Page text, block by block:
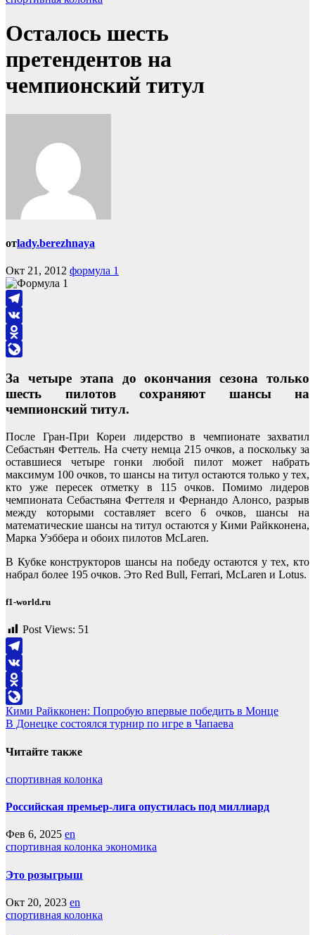
Осталось шесть
претендентов на
чемпионский титул
отlady.berezhnaya
Окт 21, 2012 формула 1
Telegram
VK
Odnoklassniki
За четыре этапа до окончания сезона только
шесть пилотов сохраняют шансы на
чемпионский титул.
После Гран-При Кореи лидерство в чемпионате захватил
Себастьян Феттель. На счету немца 215 очков, а поскольку за
оставшиеся четыре гонки любой пилот может набрать
максимум 100 очков, то шансы на титул остаются только у тех,
кто уже пересек отметку в 115 очков. Помимо лидеров
чемпионата Себастьяна Феттеля и Фернандо Алонсо, разрыв
между которыми составляет всего 6 очков, шансы на
математические шансы на титул остаются у Кими Райкконена,
Марка Уэббера и обоих пилотов McLaren.
В Кубке конструкторов шансы на победу остаются у тех, кто
набрал более 195 очков. Это Red Bull, Ferrari, McLaren и Lotus.
f1-world.ru
Post Views: 51
Telegram
VK
Odnoklassniki
LiveJournal
Навигация
по
записям
Кими Райкконен: Попробую впервые победить в Монце
В Донецке состоялся турнир по игре в Чапаева
Читайте также
спортивная колонка
Российская премьер-лига опустилась под миллиард
Фев 6, 2025 en
спортивная колонка экономика
Это розыгрыш
Окт 20, 2023 en
спортивная колонка